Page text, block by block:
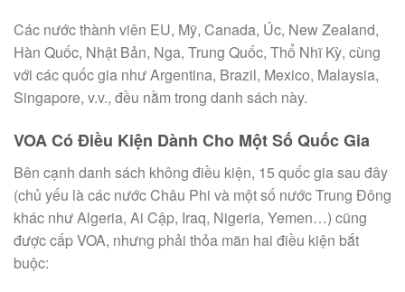
Các nước thành viên EU, Mỹ, Canada, Úc, New Zealand,
Hàn Quốc, Nhật Bản, Nga, Trung Quốc, Thổ Nhĩ Kỳ, cùng
với các quốc gia như Argentina, Brazil, Mexico, Malaysia,
Singapore, v.v., đều nằm trong danh sách này.
VOA Có Điều Kiện Dành Cho Một Số Quốc Gia
Bên cạnh danh sách không điều kiện, 15 quốc gia sau đây
(chủ yếu là các nước Châu Phi và một số nước Trung Đông
khác như Algeria, Ai Cập, Iraq, Nigeria, Yemen…) cũng
được cấp VOA, nhưng phải thỏa mãn hai điều kiện bắt
buộc: